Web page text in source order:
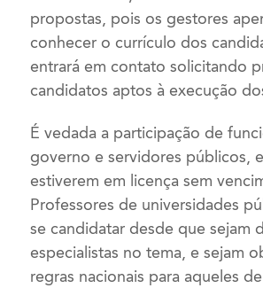
propostas, pois os gestores
conhecer o currículo dos
entrará em contato solicitando
candidatos aptos à execução
É vedada a participação de
governo e servidores públicos,
estiverem em licença sem
Professores de universidades
se candidatar desde que sejam
especialistas no tema, e sejam
regras nacionais para aqueles